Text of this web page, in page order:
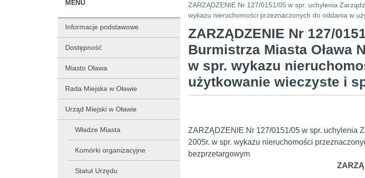
MENU
Informacje podstawowe
Dostępność
Miasto Oława
Rada Miejska w Oławie
Urząd Miejski w Oławie
Władze Miasta
Komórki organizacyjne
Statut Urzędu
ZARZĄDZENIE Nr 127/0151/05 w spr. uchylenia Zarządzenia Burmistrza Miasta Oława Nr 109/0151/05 z dnia 25 lipca
wykazu nieruchomości przeznaczonych do oddania w
ZARZĄDZENIE Nr 127/
Burmistrza Miasta Oława
w spr. wykazu
użytkowanie wieczyste i
ZARZĄDZENIE Nr 127/0151/05 w spr. uchylenia
2005r. w spr. wykazu nieruchomości
bezprzetargowym